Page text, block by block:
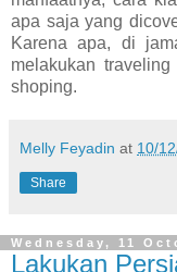
apa saja yang
Karena apa, di
melakukan
shoping.
Melly Feyadin at 10/
Share
Wednesday, 11
Lakukan